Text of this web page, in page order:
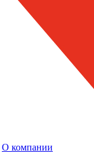
О компании